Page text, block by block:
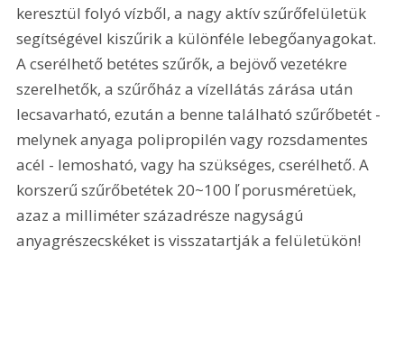
keresztül folyó vízből, a nagy aktív szűrőfelületük
segítségével kiszűrik a különféle lebegőanyagokat.
A cserélhető betétes szűrők, a bejövő vezetékre
szerelhetők, a szűrőház a vízellátás zárása után
lecsavarható, ezután a benne található szűrőbetét -
melynek anyaga polipropilén vagy rozsdamentes
acél - lemosható, vagy ha szükséges, cserélhető. A
korszerű szűrőbetétek 20~100 ľ porusméretüek,
azaz a milliméter századrésze nagyságú
anyagrészecskéket is visszatartják a felületükön!